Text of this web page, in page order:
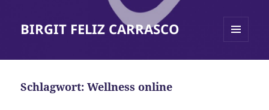
BIRGIT FELIZ CARRASCO
Schlagwort:Wellness online